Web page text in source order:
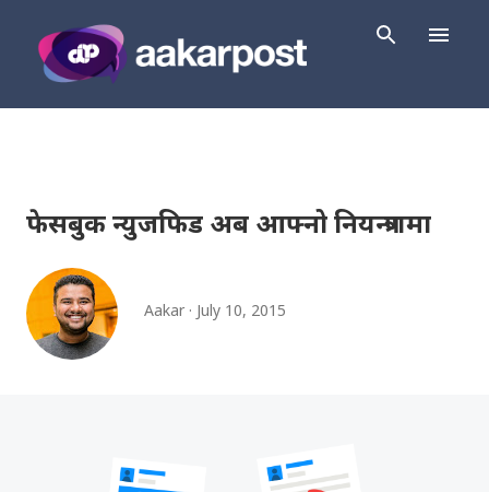
फेसबुक न्युजफिड अब आफ्नो नियन्त्रणमा
Aakar July 10, 2015